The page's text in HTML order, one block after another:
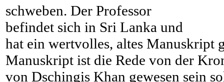
schweben. Der Professor
befindet sich in Sri Lanka und
hat ein wertvolles, altes Manuskript
Manuskript ist die Rede von der
von Dschingis Khan gewesen sein